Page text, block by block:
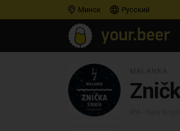
Минск Русский